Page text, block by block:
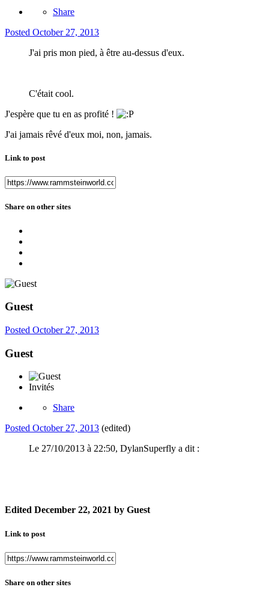
Share
Posted October 27, 2013
J'ai pris mon pied, à être au-dessus d'eux.
C'était cool.
J'espère que tu en as profité !
J'ai jamais rêvé d'eux moi, non, jamais.
Link to post
Share on other sites
Guest
Posted October 27, 2013
Guest
Invités
Share
Posted October 27, 2013 (edited)
Le 27/10/2013 à 22:50, DylanSuperfly a dit :
Edited December 22, 2021 by Guest
Link to post
Share on other sites